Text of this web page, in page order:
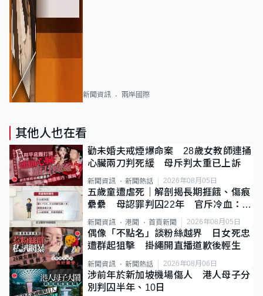
新聞資訊 兩岸國際
其他人也在看
勸未婚夫戒煙爆命案 28歲女教師連捅
心臟兩刀判死緩 母斥判太重已上訴
新聞資訊 新聞熱話 2026年08月05日
五歲童遭虐死｜解剖揭長期捱餓、傷痕
纍纍 母認罪判囚22年 官斥冷血：同
類案最惡劣
新聞資訊 港聞 首頁新聞 2026年08月05日
偶像「不點名」談粉絲越界 日女死忠
遭群起狙擊 掛繩開直播道歉後輕生
新聞資訊 新聞熱話 2026年08月06日
涉前年於新加坡機場傷人 港人母子分
別判囚半年、10日